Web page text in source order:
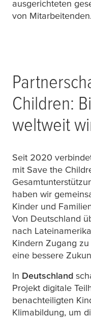
ausgerichteten
von Mitarbeitenden.
Children:
weltweit
Seit 2020
mit Save the
haben wir
Kinder und
Von Deutschland
nach
Kindern Zugang
eine bessere
In Deutschland
Projekt digitale
benachteiligten
Klimabildung, um